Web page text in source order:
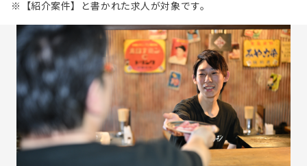
※【紹介案件】と書かれた求人が対象です。